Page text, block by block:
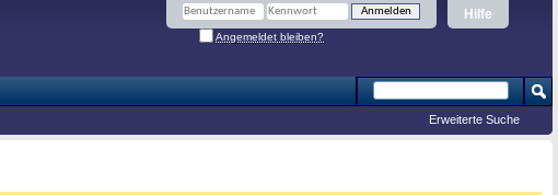
Hilfe
Angemeldet bleiben?
Erweiterte Suche